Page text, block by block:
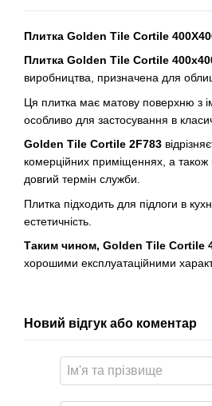
Плитка Golden Tile Cortile
Плитка Golden Tile Cortile
виробництва, призначена для
Ця плитка має матову поверхню з
особливо для застосування в
Golden Tile Cortile 2F783
комерційних приміщеннях, а
довгий термін служби.
Плитка підходить для підлоги в
естетичність.
Таким чином, Golden Tile Cortile
хорошими експлуатаційними
Новий відгук або коментар